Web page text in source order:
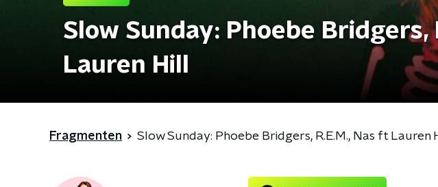
Slow Sunday: Phoebe Bridgers,
Lauren Hill
Fragmenten Slow Sunday: Phoebe Bridgers, R.E.M., Nas ft Lauren